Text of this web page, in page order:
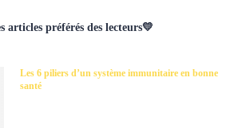
articles préférés des lecteurs💛
Les 6 piliers d’un système immunitaire en bonne
santé